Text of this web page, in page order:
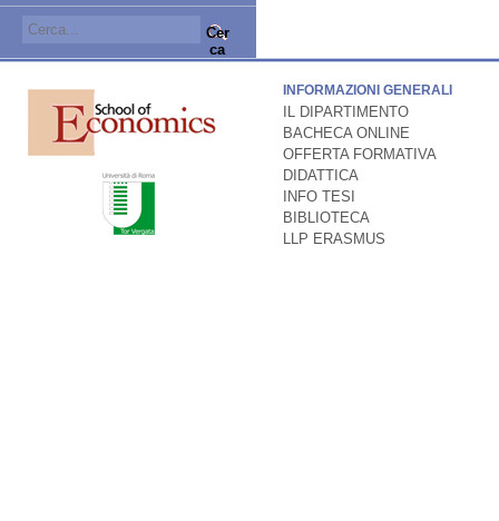
Cer
ca
INFORMAZIONI GENERALI
IL DIPARTIMENTO
BACHECA ONLINE
OFFERTA FORMATIVA
DIDATTICA
INFO TESI
BIBLIOTECA
LLP ERASMUS